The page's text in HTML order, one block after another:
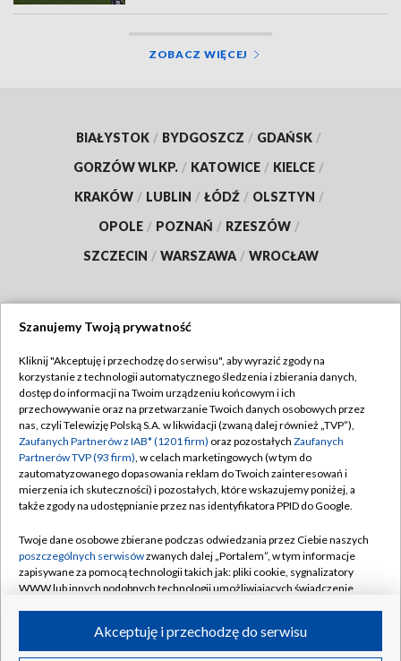
ZOBACZ WIĘCEJ
BIAŁYSTOK / BYDGOSZCZ / GDAŃSK /
GORZÓW WLKP. / KATOWICE / KIELCE /
KRAKÓW / LUBLIN / ŁÓDŹ / OLSZTYN /
OPOLE / POZNAŃ / RZESZÓW /
SZCZECIN / WARSZAWA / WROCŁAW
TVP
Abonament TVP
Emisja w TVP
Centrum informacji TVP
Naziemna Telewizja Cyfrowa
Rada Programowa
System NOS
Informacje o nadawcy
Program dla prasy
Regulamin TVP
Polityka prywatności
Moje zgody
Pomoc
Kontakt
Kanały
©2026 Telewizja Polska S.A. w likwidacji
Szanujemy Twoją prywatność
Kliknij "Akceptuję i przechodzę do serwisu", aby wyrazić zgody na
korzystanie z technologii automatycznego śledzenia i zbierania danych,
dostęp do informacji na Twoim urządzeniu końcowym i ich
przechowywanie oraz na przetwarzanie Twoich danych osobowych przez
nas, czyli Telewizję Polską S.A. w likwidacji (zwaną dalej również „TVP”),
Zaufanych Partnerów z IAB* (1201 firm) oraz pozostałych Zaufanych
Partnerów TVP (93 firm), w celach marketingowych (w tym do
zautomatyzowanego dopasowania reklam do Twoich zainteresowań i
mierzenia ich skuteczności) i pozostałych, które wskazujemy poniżej, a
także zgody na udostępnianie przez nas identyfikatora PPID do Google.
Twoje dane osobowe zbierane podczas odwiedzania przez Ciebie naszych
poszczególnych serwisówzwanych dalej „Portalem”, w tym informacje
zapisywane za pomocą technologii takich jak: pliki cookie, sygnalizatory
WWW lub innych podobnych technologii umożliwiających świadczenie
ruchu w Internecie.Akceptuję i przechodzę do serwisu